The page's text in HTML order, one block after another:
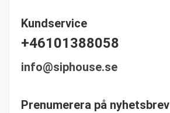
Kundservice
+46101388058
info@siphouse.se
Prenumerera på nyhetsbrev